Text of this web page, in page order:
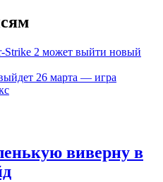
Strike 2 может выйти новый
26 марта — игра
виверну в